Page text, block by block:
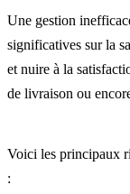
Une gestion
significatives sur la
et nuire à la
de livraison ou
Voici les principaux
: